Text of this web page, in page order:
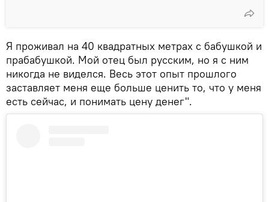
Я проживал на 40 квадратных метрах с бабушкой и
прабабушкой. Мой отец был русским, но я с ним
никогда не виделся. Весь этот опыт прошлого
заставляет меня еще больше ценить то, что у меня
есть сейчас, и понимать цену денег".